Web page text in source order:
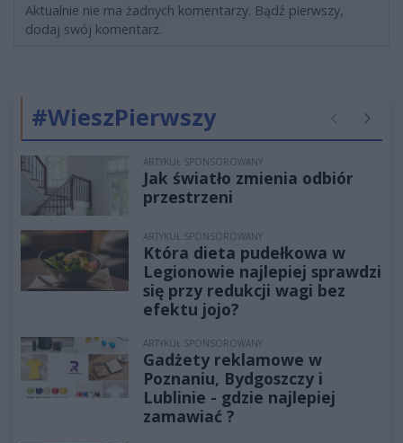
Aktualnie nie ma żadnych komentarzy. Bądź pierwszy,
dodaj swój komentarz.
#WieszPierwszy Poprzednie
ARTYKUŁ SPONSOROWANY
Jak światło zmienia odbiór
przestrzeni
ARTYKUŁ SPONSOROWANY
Która dieta pudełkowa w
Legionowie najlepiej sprawdzi
się przy redukcji wagi bez
efektu jojo?
ARTYKUŁ SPONSOROWANY
Gadżety reklamowe w
Poznaniu, Bydgoszczy i
Lublinie - gdzie najlepiej
zamawiać ?